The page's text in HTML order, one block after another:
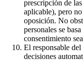
prescripción de
aplicable), pero
oposición. No
personales se
consentimiento
El responsable
decisiones